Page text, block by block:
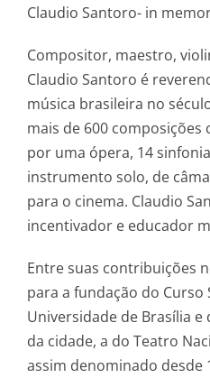
Claudio Santoro- in
Compositor, maestro,
Claudio Santoro é
música brasileira no
mais de 600
por uma ópera, 14
instrumento solo, de
para o cinema. Claudio
incentivador e educador
Entre suas contribuições
para a fundação do Curso
Universidade de Brasília
da cidade, a do Teatro
assim denominado desde